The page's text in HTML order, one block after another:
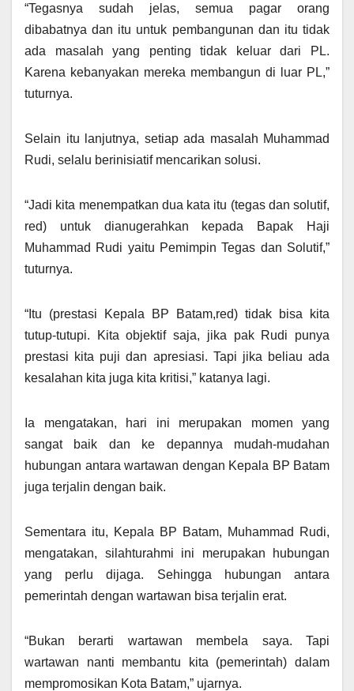
“Tegasnya sudah jelas, semua pagar orang
dibabatnya dan itu untuk pembangunan dan itu tidak
ada masalah yang penting tidak keluar dari PL.
Karena kebanyakan mereka membangun di luar PL,”
tuturnya.
Selain itu lanjutnya, setiap ada masalah Muhammad
Rudi, selalu berinisiatif mencarikan solusi.
“Jadi kita menempatkan dua kata itu (tegas dan solutif,
red) untuk dianugerahkan kepada Bapak Haji
Muhammad Rudi yaitu Pemimpin Tegas dan Solutif,”
tuturnya.
“Itu (prestasi Kepala BP Batam,red) tidak bisa kita
tutup-tutupi. Kita objektif saja, jika pak Rudi punya
prestasi kita puji dan apresiasi. Tapi jika beliau ada
kesalahan kita juga kita kritisi,” katanya lagi.
Ia mengatakan, hari ini merupakan momen yang
sangat baik dan ke depannya mudah-mudahan
hubungan antara wartawan dengan Kepala BP Batam
juga terjalin dengan baik.
Sementara itu, Kepala BP Batam, Muhammad Rudi,
mengatakan, silahturahmi ini merupakan hubungan
yang perlu dijaga. Sehingga hubungan antara
pemerintah dengan wartawan bisa terjalin erat.
“Bukan berarti wartawan membela saya. Tapi
wartawan nanti membantu kita (pemerintah) dalam
mempromosikan Kota Batam,” ujarnya.